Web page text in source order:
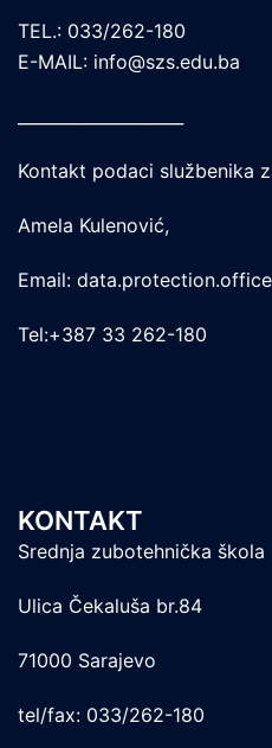
TEL.: 033/262-180
E-MAIL: info@szs.edu.ba
Kontakt podaci službenika
Amela Kulenović,
Email:
Tel:+387 33 262-180
KONTAKT
Srednja zubotehnička škola
Ulica Čekaluša br.84
71000 Sarajevo
tel/fax: 033/262-180